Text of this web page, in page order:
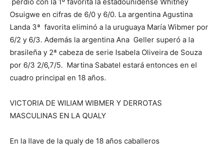
Osuigwe en cifras de 6/0 y 6/0. La argentina Agustina
Landa 3ª favorita eliminó a la uruguaya María Wibmer por
6/2 y 6/3. Además la argentina Ana Geller superó a la
brasileña y 2ª cabeza de serie Isabela Oliveira de Souza
por 6/3 2/6,7/5. Martina Sabatel estará entonces en el
cuadro principal en 18 años.
VICTORIA DE WILIAM WIBMER Y DERROTAS
MASCULINAS EN LA QUALY
En la llave de la qualy de 18 años caballeros